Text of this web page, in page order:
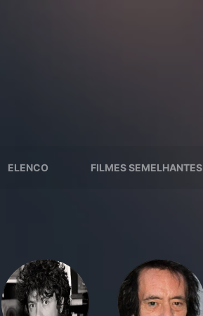
ELENCO FILMES SEMELHANTES